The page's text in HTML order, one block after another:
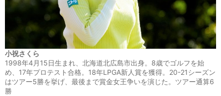
小祝さくら
1998年4月15日生まれ、北海道北広島市出身。8歳でゴルフを始
め、17年プロテスト合格。18年LPGA新人賞を獲得。20-21シーズン
はツアー5勝を挙げ、最後まで賞金女王争いを演じた。ツアー通算6
勝